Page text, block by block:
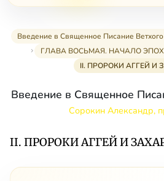
Введение в Священное Писание
ГЛАВА ВОСЬМАЯ. НАЧАЛО
II. ПРОРОКИ АГГЕЙ И
Введение в Священное
Сорокин Александр,
II. ПРОРОКИ АГГЕЙ И